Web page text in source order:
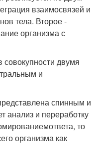
взаимосвязей и
тела. Второе -
организма с
двумя
и
спинным и
анализ и переработку
то
организма как